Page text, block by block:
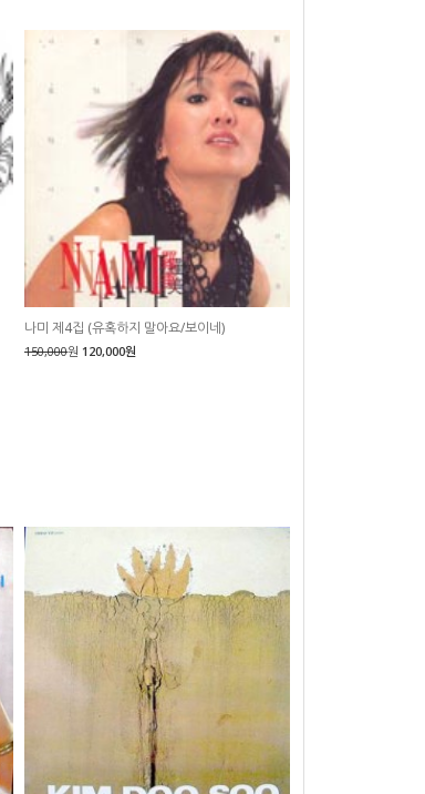
나미 제4집 (유혹하지 말아요/보이네)
150,000원 120,000원